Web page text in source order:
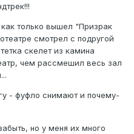
только вышел "Призрак
смотрел с подругой
скелет из камина
чем рассмешил весь зал
- фуфло снимают и почему-
но у меня их много